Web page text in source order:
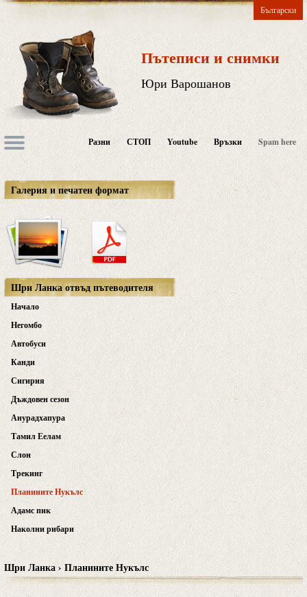
Български
Пътеписи и снимки
Юри Варошанов
Разни СТОП Youtube Връзки Spam here
Галерия и печатен формат
Шри Ланка отвъд пътеводителя
Начало
Негомбо
Автобуси
Канди
Сигирия
Дъждовен сезон
Анурадхапура
Тамил Еелам
Слон
Трекинг
Планините Нукълс
Адамс пик
Наколни рибари
Шри Ланка › Планините Нукълс